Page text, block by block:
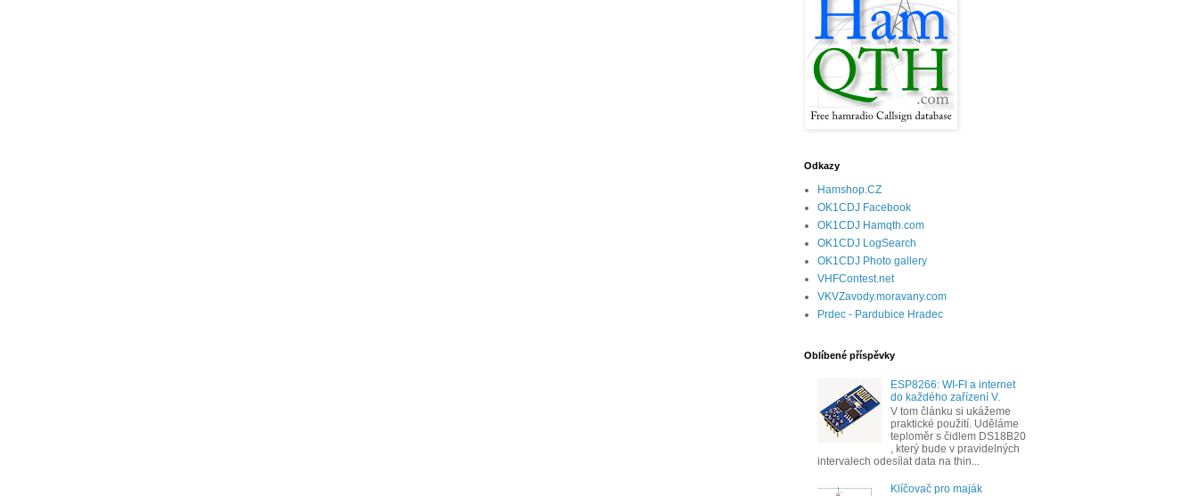
Odkazy
Hamshop.CZ
OK1CDJ Facebook
OK1CDJ Hamqth.com
OK1CDJ LogSearch
OK1CDJ Photo gallery
VHFContest.net
VKVZavody.moravany.com
Prdec - Pardubice Hradec
Oblíbené příspěvky
ESP8266: WI-FI a internet
do každého zařízení V.
V tom článku si ukážeme
praktické použití. Uděláme
teploměr s čidlem DS18B20
, který bude v pravidelných
intervalech odesílat data na thin...
Klíčovač pro maják